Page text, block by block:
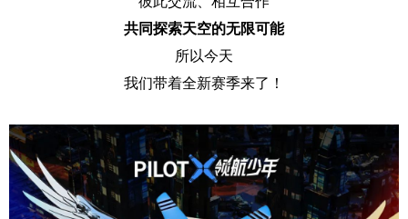
共同探索天空的无限可能
所以今天
我们带着全新赛季来了！